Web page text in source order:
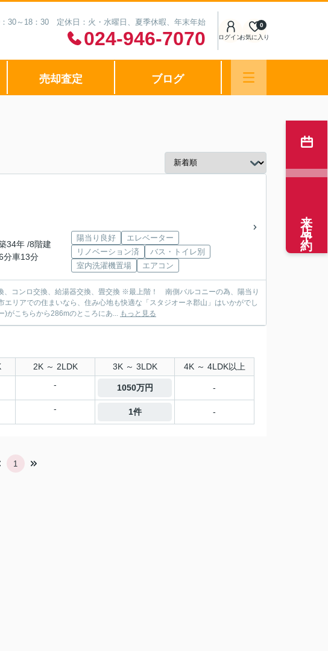
30～18：30 定休日：火・水曜日、夏季休暇、年末年始
024-946-7070 ログインお気に入り
0
売却査定 ブログ
34年 /8階建
分車13分
陽当り良好
エレベーター
リノベーション済
バス・トイレ別
室内洗濯機置場
エアコン
畳交換 ※最上階！ 南側バルコニーの為、陽当り
)がこちらから286mのところにあ... もっと見る
2K ～ 2LDK 3K ～ 3LDK 4K ～ 4LDK以上
- 1050万円 -
- 1件 -
1
来店予約